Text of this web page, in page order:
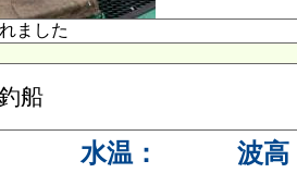
ました
船
水温：
波高